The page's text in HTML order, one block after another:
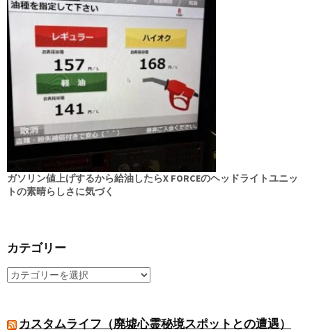
ガソリン値上げするから給油したらX FORCEのヘッドライトユニッ
トの素晴らしさに気づく
カテゴリー
カスタムライフ（廃墟心霊秘境スポットとの遭遇）